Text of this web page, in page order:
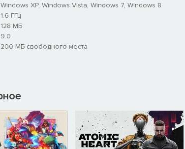
Windows XP, Windows Vista, Windows 7, Windows 8
1.6 ГГц
128 МБ
9.0
200 МБ свободного места